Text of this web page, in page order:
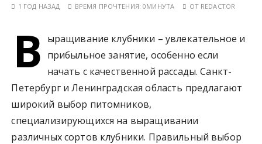
1 ГОД НАЗАД ВРЕМЯ ПРОЧТЕНИЯ:0МИНУТА ОТ REDACTOR
В ыращивание клубники – увлекательное и
прибыльное занятие, особенно если
начать с качественной рассады. Санкт-
Петербург и Ленинградская область предлагают
широкий выбор питомников,
специализирующихся на выращивании
различных сортов клубники. Правильный выбор